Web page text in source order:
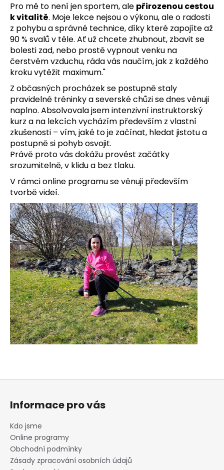
Pro mě to není jen sportem, ale přirozenou cestou
k vitalitě. Moje lekce nejsou o výkonu, ale o radosti
z pohybu a správné technice, díky které zapojíte až
90 % svalů v těle. Ať už chcete zhubnout, zbavit se
bolesti zad, nebo prostě vypnout venku na
čerstvém vzduchu, ráda vás naučím, jak z každého
kroku vytěžit maximum."
Z občasných procházek se postupně staly
pravidelné tréninky a severské chůzi se dnes věnuji
naplno. Absolvovala jsem intenzivní instruktorský
kurz a na lekcích vycházím především z vlastní
zkušenosti – vím, jaké to je začínat, hledat jistotu a
postupně si pohyb osvojit.
Právě proto vás dokážu provést začátky
srozumitelně, v klidu a bez tlaku.
V rámci online programu se věnuji především
tvorbě videí.
Z
Informace pro vás
Kdo jsme
Online programy
Obchodní podmínky
Zásady zpracování osobních údajů